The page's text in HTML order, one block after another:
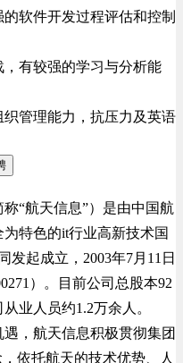
软件开发过程评估和控制
有较强的学习与分析能
管理能力，抗压力及英语
“航天信息”）是由中国航
特色的it行业高新技术国
发起成立，2003年7月11日
）。目前公司总股本92
业人员约1.2万余人。
，航天信息积极贯彻集团
依托航天的技术优势、人